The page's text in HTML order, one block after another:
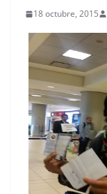
18 octubre, 2015